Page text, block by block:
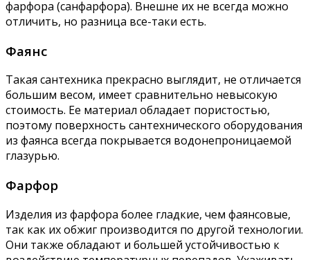
фарфора (санфарфора). Внешне их не всегда можно
отличить, но разница все-таки есть.
Фаянс
Такая сантехника прекрасно выглядит, не отличается
большим весом, имеет сравнительно невысокую
стоимость. Ее материал обладает пористостью,
поэтому поверхность сантехнического оборудования
из фаянса всегда покрывается водонепроницаемой
глазурью.
Фарфор
Изделия из фарфора более гладкие, чем фаянсовые,
так как их обжиг производится по другой технологии.
Они также обладают и большей устойчивостью к